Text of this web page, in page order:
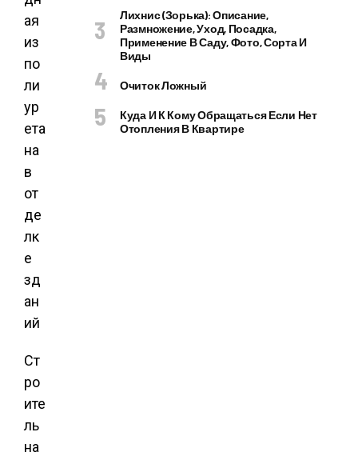
Ст
ро
ите
ль
на
Лихнис (Зорька): Описание,
Размножение, Уход, Посадка,
Применение В Саду, Фото, Сорта И
Виды
Очиток Ложный
Куда И К Кому Обращаться Если Нет
Отопления В Квартире